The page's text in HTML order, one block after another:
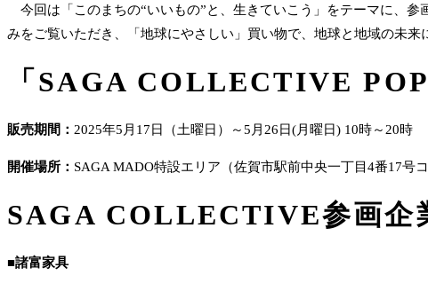
今回は「このまちの“いいもの”と、生きていこう」をテーマに、参
みをご覧いただき、「地球にやさしい」買い物で、地球と地域の未来
「SAGA COLLECTIVE
販売期間 ： 2025年5月17日（土曜日）～5月26日(月曜日) 10時～20時
開催場所： SAGA MADO特設エリア（佐賀市駅前中央一丁目4番17号
SAGA COLLECTIVE参画企
■諸富家具